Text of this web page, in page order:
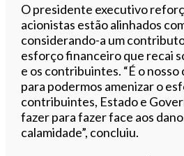
O presidente executivo
acionistas estão alinhados
considerando-a um
esforço financeiro que recai
e os contribuintes. “É o
para podermos amenizar o
contribuintes, Estado e
fazer para fazer face aos
calamidade”, concluiu.